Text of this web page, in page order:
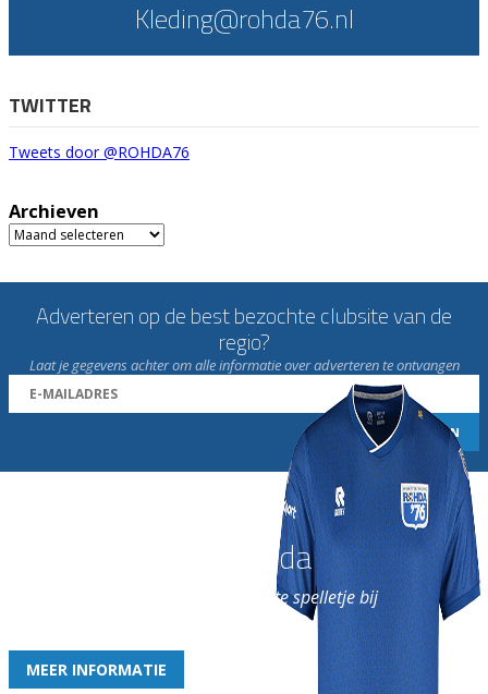
Kleding@rohda76.nl
TWITTER
Tweets door @ROHDA76
Archieven
Archieven
Adverteren op de best bezochte clubsite van de
regio?
Laat je gegevens achter om alle informatie over adverteren te ontvangen
Word nu lid van Rohda
en geniet iedere week van het leukste spelletje bij
MEER INFORMATIE